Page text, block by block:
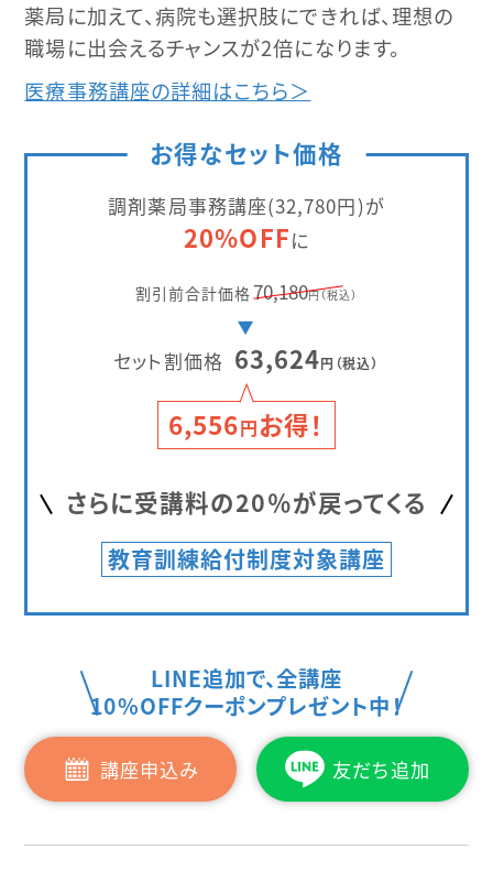
薬局に加えて、病院も選択肢にできれば、理想の
職場に出会えるチャンスが2倍になります。
医療事務講座の詳細はこちら＞
お得なセット価格
調剤薬局事務講座(32,780円)が
20%OFFに
割引前合計価格70,180円（税込）
▶︎
セット割価格 63,624円（税込）
6,556円お得！
さらに受講料の20％が戻ってくる
教育訓練給付制度対象講座
LINE追加で、全講座
10%OFFクーポンプレゼント中！
講座申込み 友だち追加